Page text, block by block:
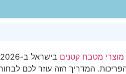
מוצרי מטבח קטנים